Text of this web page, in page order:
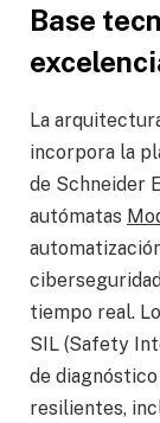
Base
La
incorpora la
de Schneider
autómatas
tiempo real.
SIL (Safety
de
resilientes,